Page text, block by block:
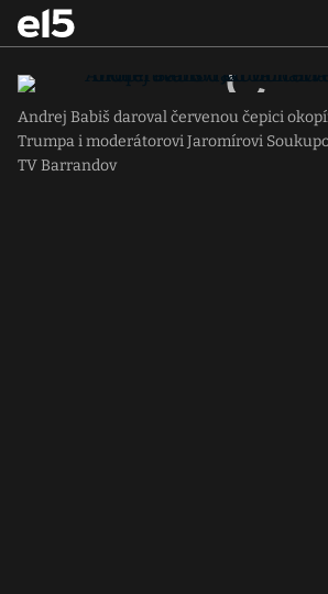
Andrej Babiš daroval červenou čepici
Trumpa i moderátorovi Jaromírovi
TV Barrandov